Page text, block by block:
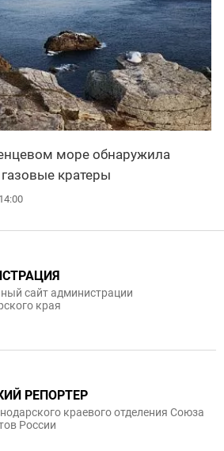
море обнаружила
кратеры
сайт администрации
края
РЕПОРТЕР
краевого отделения Союза
России